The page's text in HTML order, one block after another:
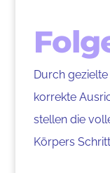
Durch
korrekte
stellen die
Körpers